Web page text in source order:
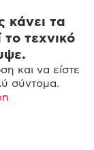
κάνει τα
τεχνικό
και να είστε
σύντομα.